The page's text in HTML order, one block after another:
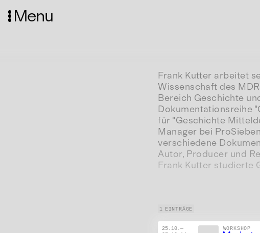
Menu
Frank Kutter arbeitet
Wissenschaft des
Bereich Geschichte
Dokumentationsreihe
für "Geschichte
Manager bei
verschiedene
Autor, Producer und
Frank Kutter studierte
1 EINTRÄGE
25.10.—
WORKSHOP